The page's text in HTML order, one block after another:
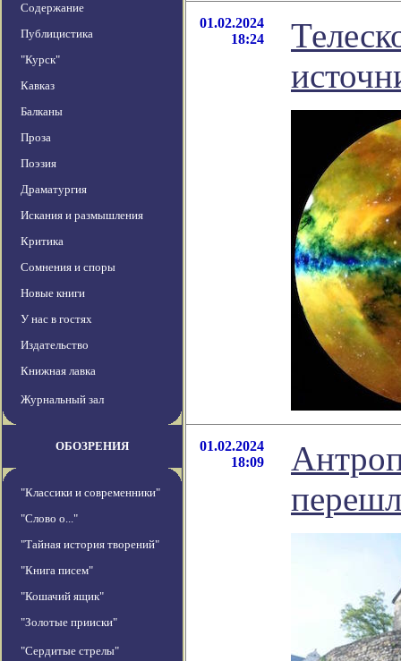
Содержание
Публицистика
"Курск"
Кавказ
Балканы
Проза
Поэзия
Драматургия
Искания и размышления
Критика
Сомнения и споры
Новые книги
У нас в гостях
Издательство
Книжная лавка
Журнальный зал
ОБОЗРЕНИЯ
"Классики и современники"
"Слово о..."
"Тайная история творений"
"Книга писем"
"Кошачий ящик"
"Золотые прииски"
"Сердитые стрелы"
01.02.2024
18:24
01.02.2024
18:09